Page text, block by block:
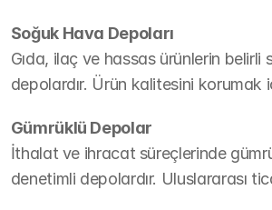
Soğuk Hava Depoları
Gıda, ilaç ve hassas ürünlerin belirli
depolardır. Ürün kalitesini korumak
Gümrüklü Depolar
İthalat ve ihracat süreçlerinde
denetimli depolardır. Uluslararası